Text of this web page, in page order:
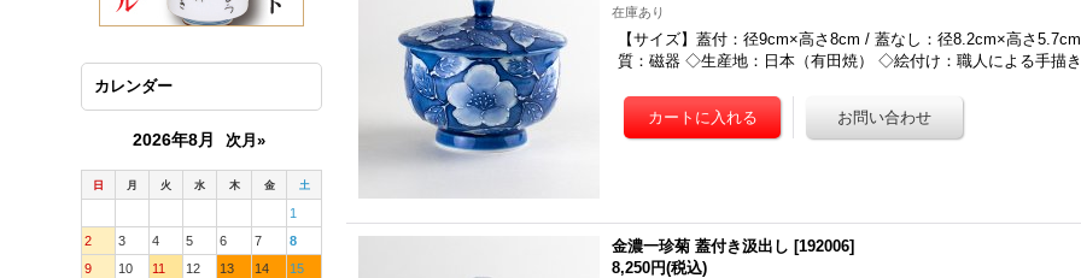
カレンダー
2026年8月 次月»
日 月 火 水 木 金 土
1
2
3 4 5 6 7
8
9
10 11 12 13 14
15
在庫あり
【サイズ】蓋付：径9cm×高さ8cm / 蓋なし：径8.2cm×高さ
質：磁器 ◇生産地：日本（有田焼） ◇絵付け：職人による手描
金濃一珍菊 蓋付き汲出し [192006]
8,250円(税込)